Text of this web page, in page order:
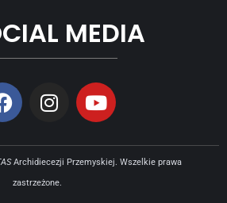
MEDIA
Archidiecezji Przemyskiej. Wszelkie prawa
zastrzeżone.